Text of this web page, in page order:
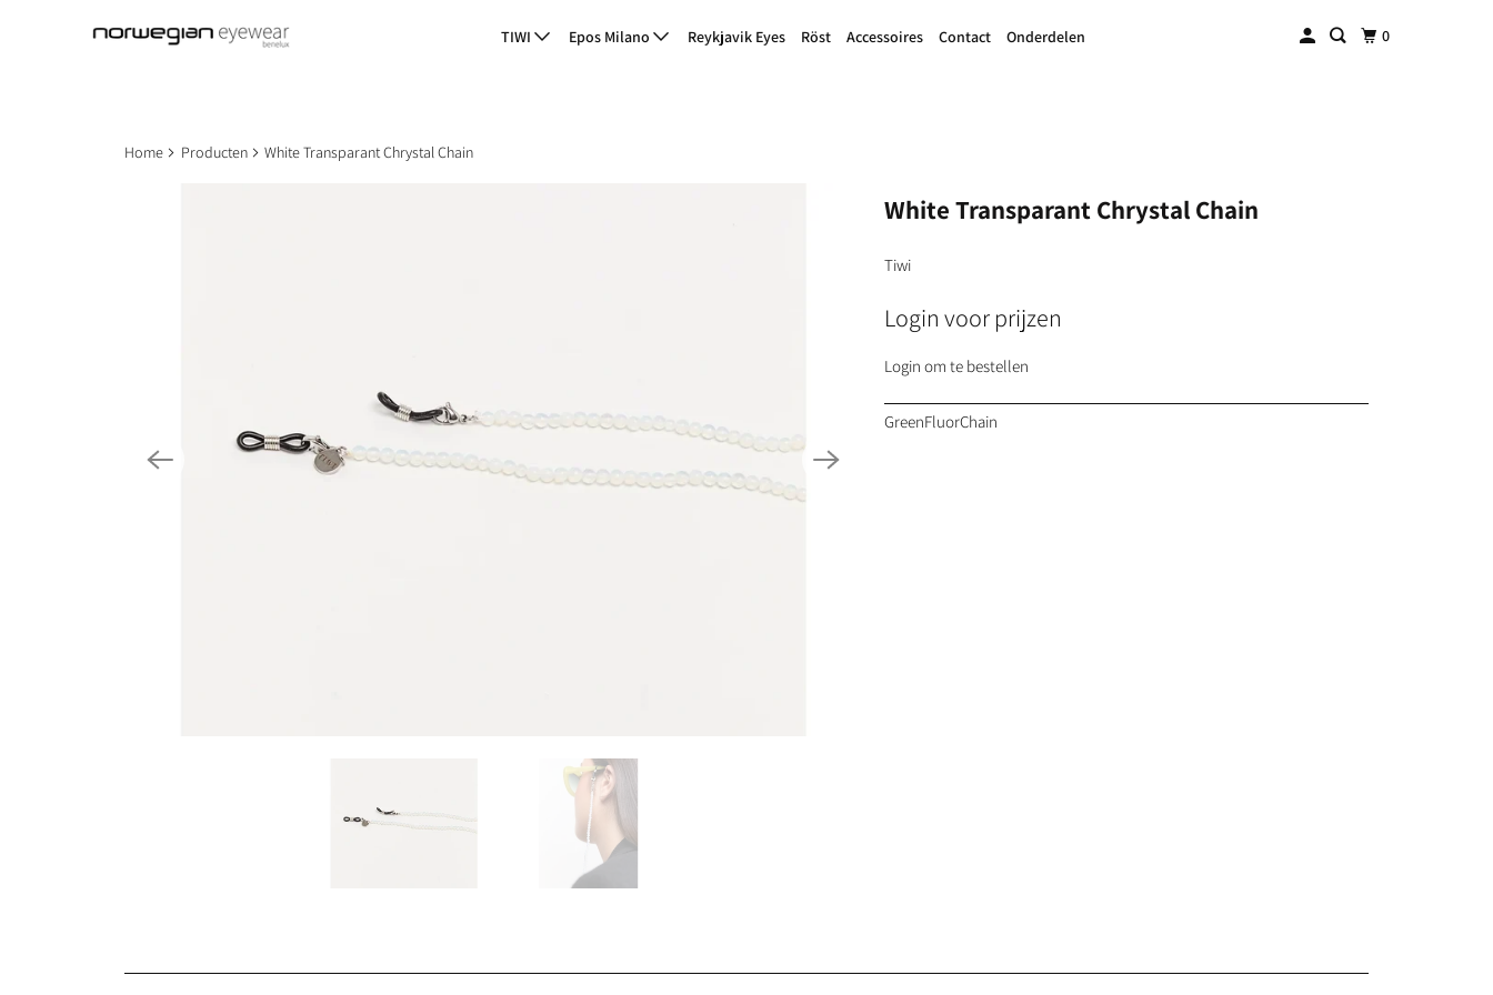
TIWI Epos Milano Reykjavik Eyes Röst Accessoires Contact Onderdelen 0
Home Producten White Transparant Chrystal Chain
White Transparant Chrystal Chain
Tiwi
Login voor prijzen
Login om te bestellen
GreenFluorChain